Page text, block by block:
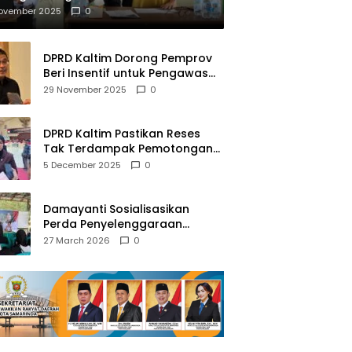
NAPZA
2025 0
DPRD Kaltim Dorong Pemprov
Beri Insentif untuk Pengawas
Madrasah dan Pendidikan
29 November 2025 0
DPRD Kaltim Pastikan Reses
Tak Terdampak Pemotongan
Transfer Dana Pusat
5 December 2025 0
Damayanti Sosialisasikan
Perda Penyelenggaraan
Pendidikan Pancasila dan
27 March 2026 0